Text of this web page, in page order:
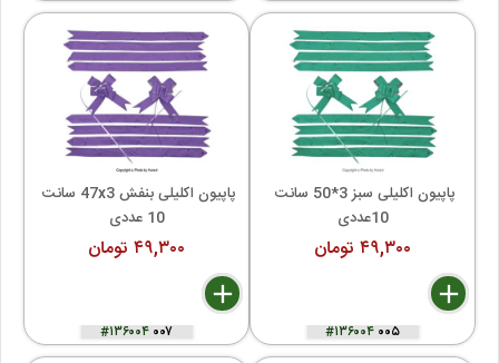
10 عددی
۴۹,۳۰۰ تومان
delete
remove
add
#۱۳۶۰۰۴۰۰۷
10عددی
۴۹,۳۰۰ تومان
delete
remove
add
#۱۳۶۰۰۴۰۰۵